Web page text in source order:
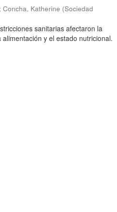
;Concha, Katherine (Sociedad
sanitarias afectaron la
y el estado nutricional.